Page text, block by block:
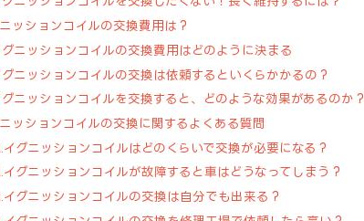
ッションコイルの交換費用は？
グニッションコイルの交換費用はどのように決まる
グニッションコイルの交換は依頼するといくらかかるの？
グニッションコイルを交換すると、どのような効果があるのか？
ッションコイルの交換に関するよくある質問
イグニッションコイルはどのくらいで交換が必要になる？
イグニッションコイルが故障すると車はどうなってしまう？
イグニッションコイルの交換は自分でも出来る？